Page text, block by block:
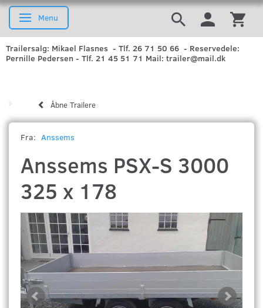
Skifte navigation
Menu
Trailersalg: Mikael Flasnes - Tlf. 26 71 50 66 - Reservedele:
Pernille Pedersen - Tlf. 21 45 51 71 Mail: trailer@mail.dk
Åbne Trailere
Fra: Anssems
Anssems PSX-S 3000
325 x 178